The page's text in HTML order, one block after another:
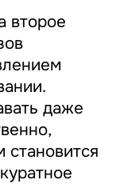
второе
даже